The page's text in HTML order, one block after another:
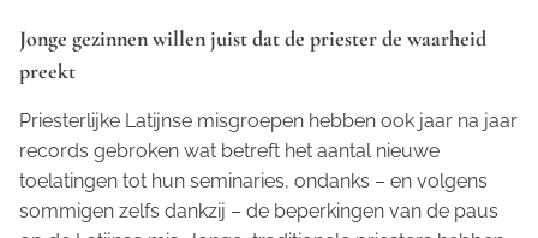
Jonge gezinnen willen juist dat de priester de waarheid
preekt
Priesterlijke Latijnse misgroepen hebben ook jaar na jaar
records gebroken wat betreft het aantal nieuwe
toelatingen tot hun seminaries, ondanks – en volgens
sommigen zelfs dankzij – de beperkingen van de paus